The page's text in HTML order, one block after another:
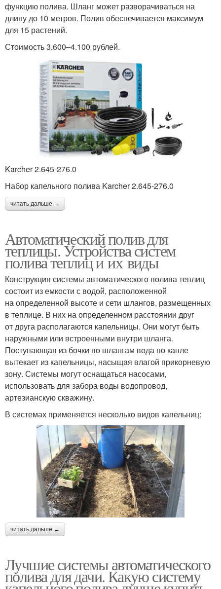
функцию полива. Шланг может разворачиваться на
длину до 10 метров. Полив обеспечивается максимум
для 15 растений.
Стоимость 3.600–4.100 рублей.
Karcher 2.645-276.0
Набор капельного полива Karcher 2.645-276.0
читать дальше →
Автоматический полив для
теплицы. Устройства систем
полива теплиц и их виды
Конструкция системы автоматического полива теплиц
состоит из емкости с водой, расположенной
на определенной высоте и сети шлангов, размещенных
в теплице. В них на определенном расстоянии друг
от друга располагаются капельницы. Они могут быть
наружными или встроенными внутри шланга.
Поступающая из бочки по шлангам вода по капле
вытекает из капельницы, насыщая влагой прикорневую
зону. Системы могут оснащаться насосами,
использовать для забора воды водопровод,
артезианскую скважину.
В системах применяется несколько видов капельниц:
читать дальше →
Лучшие системы автоматического
полива для дачи. Какую систему